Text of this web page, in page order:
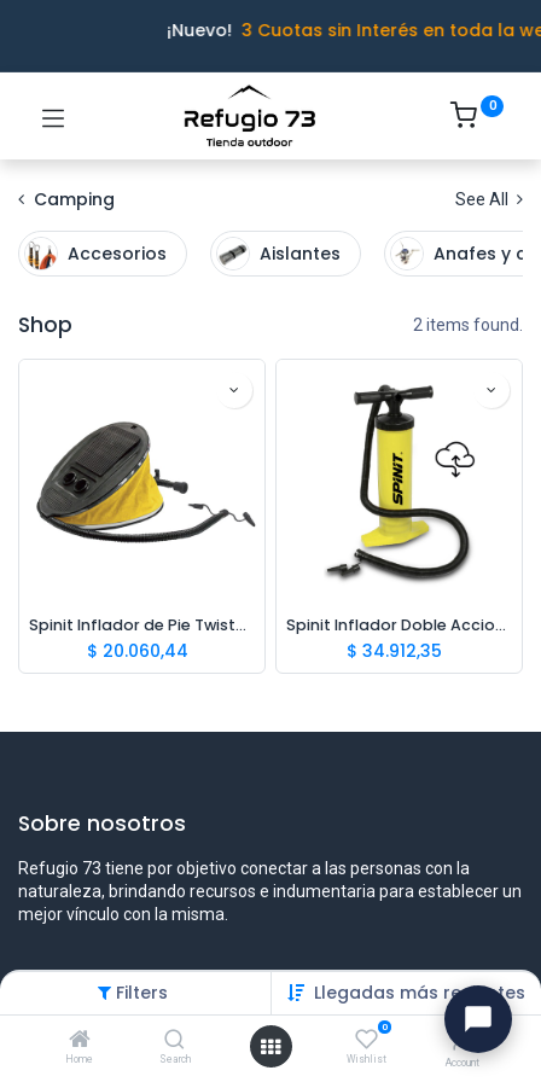
Filters Llegadas más recientes
Home Search
0
Wishlist Account
¡Nuevo! 3 Cuotas sin Interés en toda la
0
Camping See All
Accesorios Aislantes Anafes y
Shop 2 items found.
Spinit Inflador de Pie Twister 3000
$ 20.060,44
Spinit Inflador Doble Accion 2 Lts
$ 34.912,35
Ivo · Refugio 73
Sobre nosotros
Refugio 73 tiene por objetivo conectar a las personas con la
naturaleza, brindando recursos e indumentaria para establecer un
mejor vínculo con la misma.
Contáctenos
Contáctenos